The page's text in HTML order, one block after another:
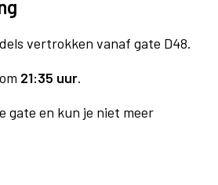
vertrokken vanaf gate D48.
21:35 uur.
gate en kun je niet meer